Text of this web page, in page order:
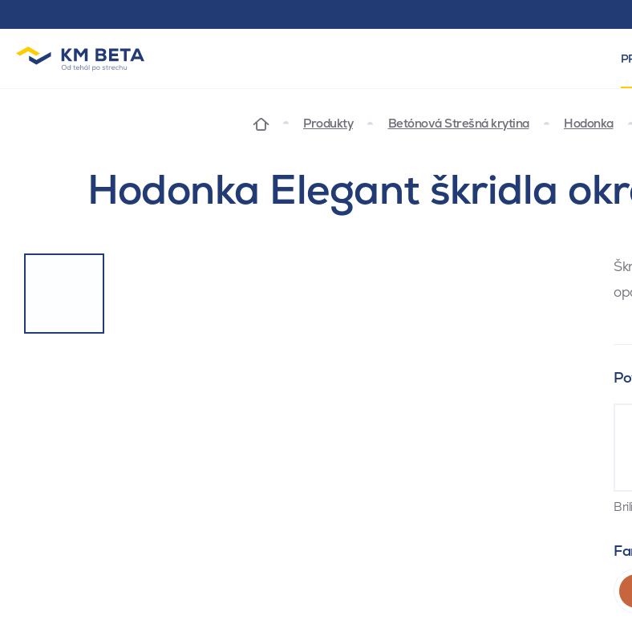
Produkty Betónová Strešná krytina Hodonka
Hodonka Elegant škridla